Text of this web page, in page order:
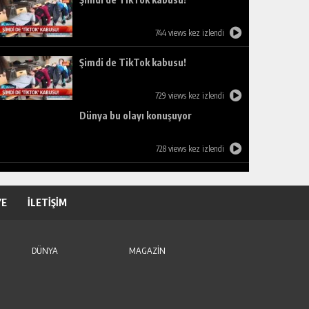
744 views kez izlendi
Şimdi de TikTok kabusu!
729 views kez izlendi
Dünya bu olayı konuşuyor
728 views kez izlendi
İLETİŞİM
DÜNYA
MAGAZİN